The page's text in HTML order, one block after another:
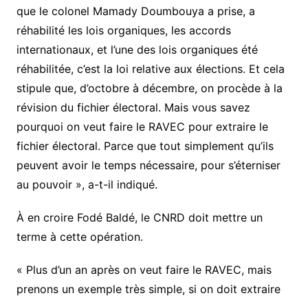
que le colonel Mamady Doumbouya a prise, a
réhabilité les lois organiques, les accords
internationaux, et l’une des lois organiques été
réhabilitée, c’est la loi relative aux élections. Et cela
stipule que, d’octobre à décembre, on procède à la
révision du fichier électoral. Mais vous savez
pourquoi on veut faire le RAVEC pour extraire le
fichier électoral. Parce que tout simplement qu’ils
peuvent avoir le temps nécessaire, pour s’éterniser
au pouvoir », a-t-il indiqué.
À en croire Fodé Baldé, le CNRD doit mettre un
terme à cette opération.
« Plus d’un an après on veut faire le RAVEC, mais
prenons un exemple très simple, si on doit extraire